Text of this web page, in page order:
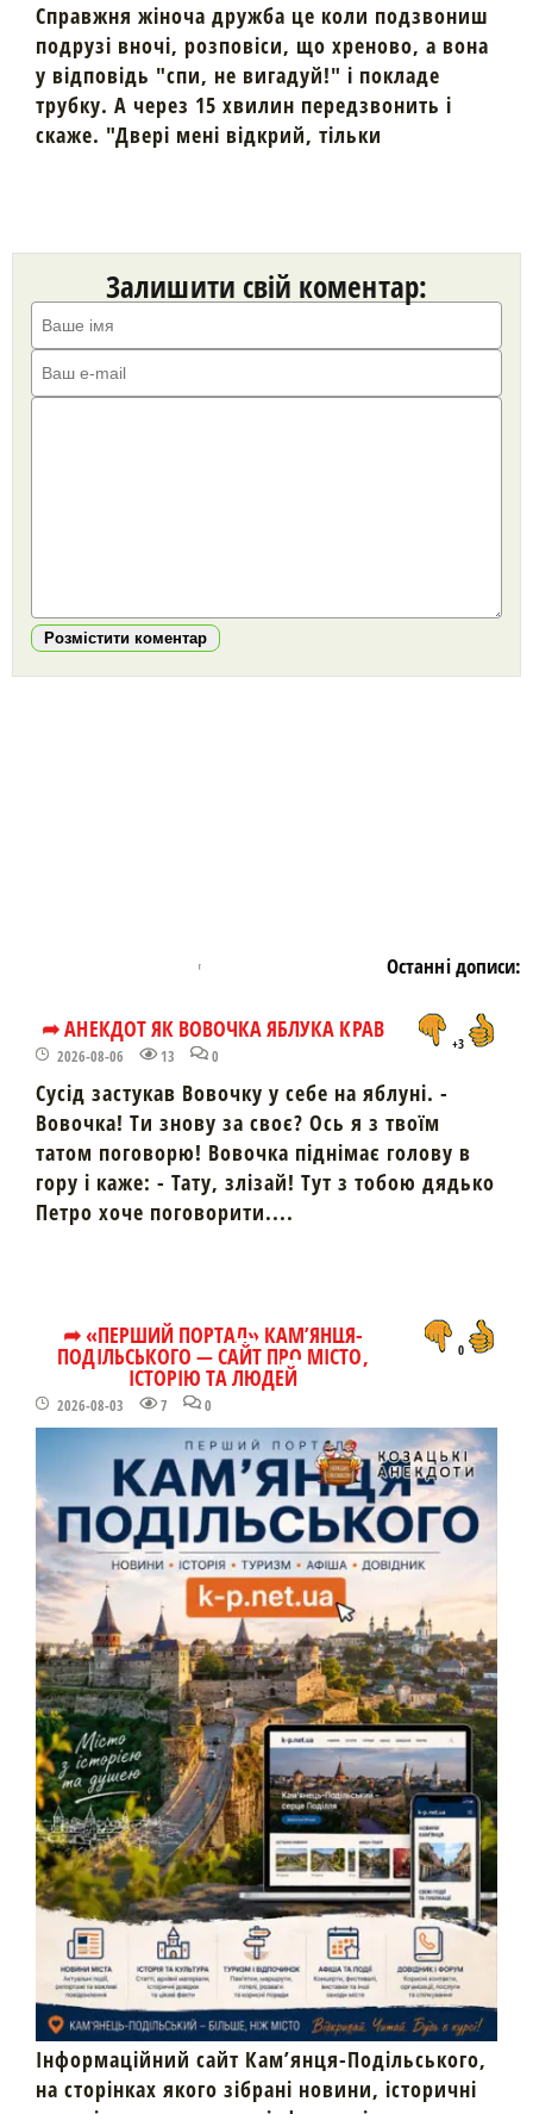
Справжня жіноча дружба це коли подзвониш
подрузі вночі, розповіси, що хреново, а вона
у відповідь "спи, не вигадуй!" і покладе
трубку. А через 15 хвилин передзвонить і
скаже. "Двері мені відкрий, тільки
Залишити свій коментар:
Розмістити коментар
Останні дописи:
➦ АНЕКДОТ ЯК ВОВОЧКА ЯБЛУКА КРАВ
2026-08-06 13 0
+3
Сусід застукав Вовочку у себе на яблуні. -
Вовочка! Ти знову за своє? Ось я з твоїм
татом поговорю! Вовочка піднімає голову в
гору і каже: - Тату, злізай! Тут з тобою дядько
Петро хоче поговорити....
➦ «ПЕРШИЙ ПОРТАЛ» КАМ’ЯНЦЯ-
ПОДІЛЬСЬКОГО — САЙТ ПРО МІСТО,
ІСТОРІЮ ТА ЛЮДЕЙ
2026-08-03 7 0
0
Інформаційний сайт Кам’янця-Подільського,
на сторінках якого зібрані новини, історичні